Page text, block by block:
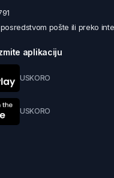
pošte ili preko
aplikaciju
USKORO
USKORO